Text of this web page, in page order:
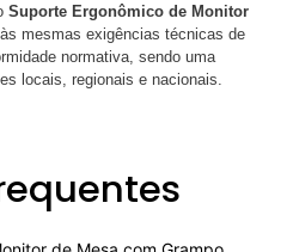
Suporte Ergonômico de Monitor
mesmas exigências técnicas de
normativa, sendo uma
locais, regionais e nacionais.